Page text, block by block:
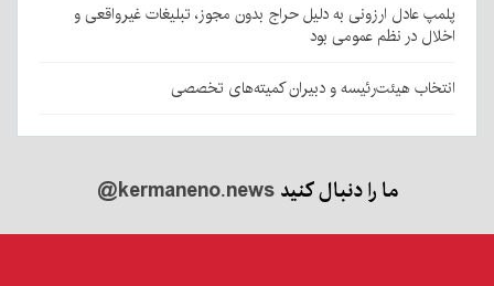
پلمپ عادل ارزونی به دليل حراج بدون مجوز، تبليغات غیرواقعی و
اخلال در نظم عمومی بود
انتخاب هیئت‌رئیسه و دبیران کمیته‌های تخصصی
ما را دنبال کنید@kermaneno.news